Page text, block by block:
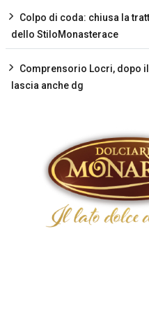
Colpo di coda: chiusa la
dello StiloMonasterace
Comprensorio Locri, dopo
lascia anche dg